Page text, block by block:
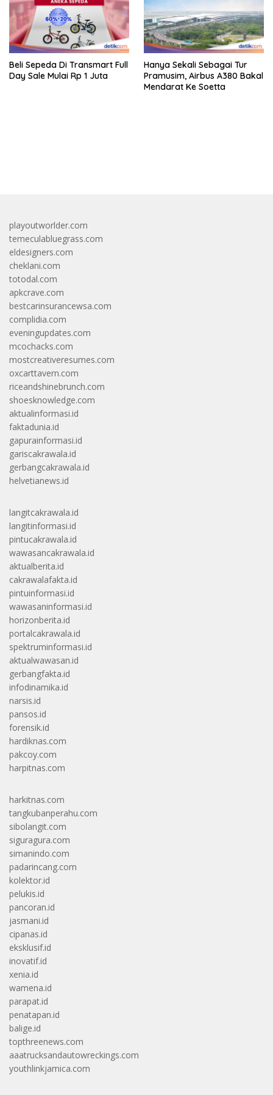
Beli Sepeda Di Transmart Full
Day Sale Mulai Rp 1 Juta
Hanya Sekali Sebagai Tur
Pramusim, Airbus A380 Bakal
Mendarat Ke Soetta
playoutworlder.com
temeculabluegrass.com
eldesigners.com
cheklani.com
totodal.com
apkcrave.com
bestcarinsurancewsa.com
complidia.com
eveningupdates.com
mcochacks.com
mostcreativeresumes.com
oxcarttavern.com
riceandshinebrunch.com
shoesknowledge.com
aktualinformasi.id
faktadunia.id
gapurainformasi.id
gariscakrawala.id
gerbangcakrawala.id
helvetianews.id
langitcakrawala.id
langitinformasi.id
pintucakrawala.id
wawasancakrawala.id
aktualberita.id
cakrawalafakta.id
pintuinformasi.id
wawasaninformasi.id
horizonberita.id
portalcakrawala.id
spektruminformasi.id
aktualwawasan.id
gerbangfakta.id
infodinamika.id
narsis.id
pansos.id
forensik.id
hardiknas.com
pakcoy.com
harpitnas.com
harkitnas.com
tangkubanperahu.com
sibolangit.com
siguragura.com
simanindo.com
padarincang.com
kolektor.id
pelukis.id
pancoran.id
jasmani.id
cipanas.id
eksklusif.id
inovatif.id
xenia.id
wamena.id
parapat.id
penatapan.id
balige.id
topthreenews.com
aaatrucksandautowreckings.com
youthlinkjamica.com